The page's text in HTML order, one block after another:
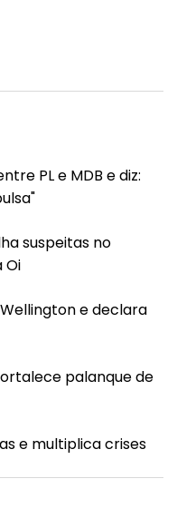
Uma
Correio da
Alfama.
em que ao
falando em
socorrer a
pelas ruas do
brasileira em
PL e MDB e diz:
suspeitas no
Oi
e declara
palanque de
e multiplica crises